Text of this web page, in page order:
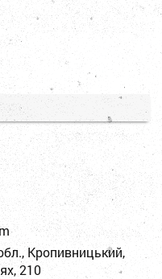
Кропивницький,
210